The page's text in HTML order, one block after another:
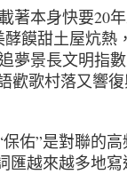
本身快要20年
饃甜土屋炕熱
夢景長文明指
歡歌村落又響
”是對聯的高
匯越來越多地